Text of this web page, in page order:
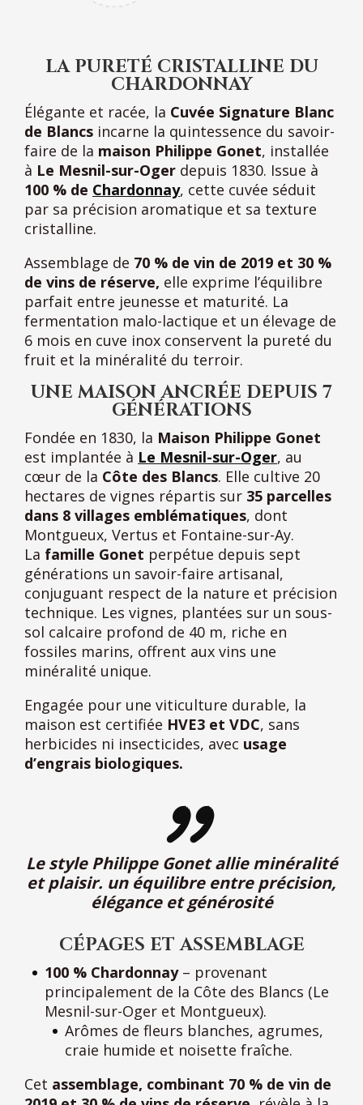
LA PURETÉ CRISTALLINE DU
CHARDONNAY
Élégante et racée, la Cuvée Signature Blanc
de Blancs incarne la quintessence du savoir-
faire de la maison Philippe Gonet, installée
à Le Mesnil-sur-Oger depuis 1830. Issue à
100 % de Chardonnay, cette cuvée séduit
par sa précision aromatique et sa texture
cristalline.
Assemblage de 70 % de vin de 2019 et 30 %
de vins de réserve, elle exprime l’équilibre
parfait entre jeunesse et maturité. La
fermentation malo-lactique et un élevage de
6 mois en cuve inox conservent la pureté du
fruit et la minéralité du terroir.
UNE MAISON ANCRÉE DEPUIS 7
GÉNÉRATIONS
Fondée en 1830, la Maison Philippe Gonet
est implantée à Le Mesnil-sur-Oger, au
cœur de la Côte des Blancs. Elle cultive 20
hectares de vignes répartis sur 35 parcelles
dans 8 villages emblématiques, dont
Montgueux, Vertus et Fontaine-sur-Ay.
La famille Gonet perpétue depuis sept
générations un savoir-faire artisanal,
conjuguant respect de la nature et précision
technique. Les vignes, plantées sur un sous-
sol calcaire profond de 40 m, riche en
fossiles marins, offrent aux vins une
minéralité unique.
Engagée pour une viticulture durable, la
maison est certifiée HVE3 et VDC, sans
herbicides ni insecticides, avec usage
d’engrais biologiques.
Le style Philippe Gonet allie minéralité
et plaisir. un équilibre entre précision,
élégance et générosité
CÉPAGES ET ASSEMBLAGE
100 % Chardonnay– provenant
principalement de la Côte des Blancs (Le
Mesnil-sur-Oger et Montgueux).
Arômes de fleurs blanches, agrumes,
craie humide et noisette fraîche.
Cet assemblage, combinant 70 % de vin de